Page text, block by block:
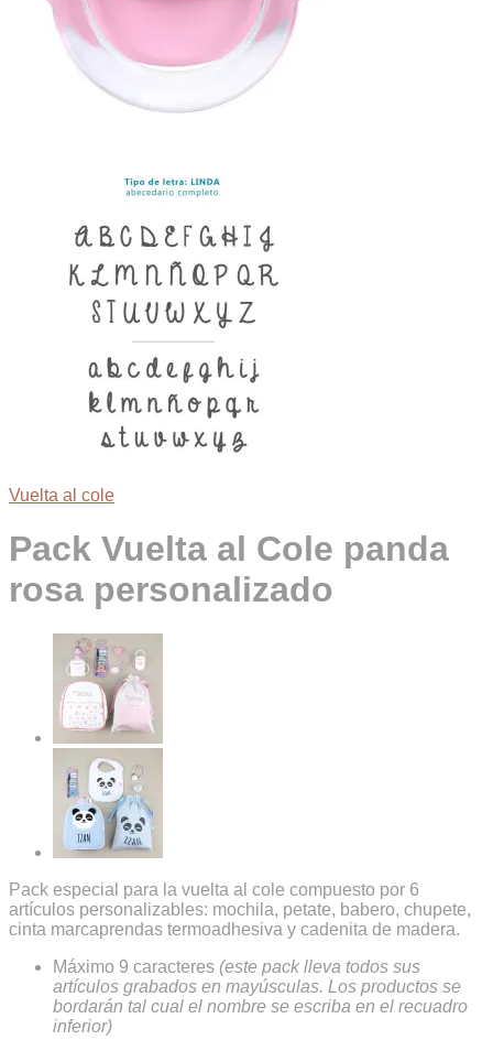
Vuelta al cole
Pack Vuelta al Cole panda
rosa personalizado
Pack especial para la vuelta al cole compuesto por 6
artículos personalizables: mochila, petate, babero, chupete,
cinta marcaprendas termoadhesiva y cadenita de madera.
Máximo 9 caracteres (este pack lleva todos sus
artículos grabados en mayúsculas. Los productos se
bordarán tal cual el nombre se escriba en el recuadro
inferior)